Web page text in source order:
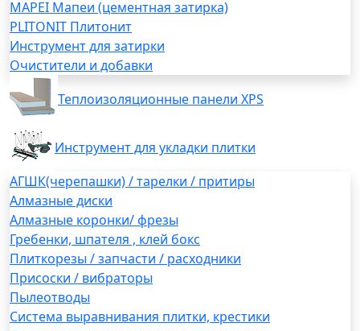
MAPEI Мапеи (цементная затирка)
PLITONIT Плитонит
Инструмент для затирки
Очистители и добавки
Теплоизоляционные панели XPS
Инструмент для укладки плитки
АГШК(черепашки) / тарелки / притиры
Алмазные диски
Алмазные коронки/ фрезы
Гребенки, шпателя , клей бокс
Плиткорезы / запчасти / расходники
Присоски / вибраторы
Пылеотводы
Система выравнивания плитки, крестики